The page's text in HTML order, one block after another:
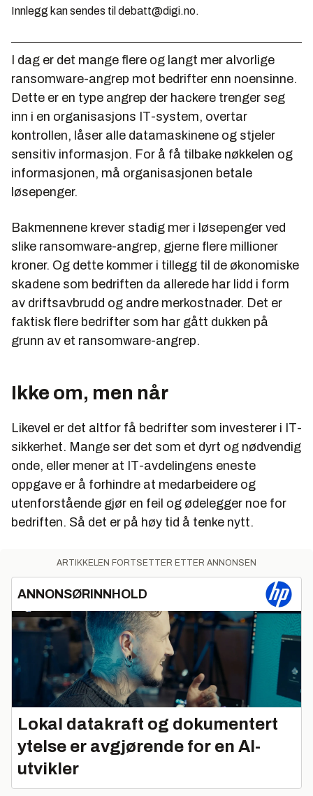
Innlegg kan sendes til debatt@digi.no.
I dag er det mange flere og langt mer alvorlige
ransomware-angrep mot bedrifter enn noensinne.
Dette er en type angrep der hackere trenger seg
inn i en organisasjons IT-system, overtar
kontrollen, låser alle datamaskinene og stjeler
sensitiv informasjon. For å få tilbake nøkkelen og
informasjonen, må organisasjonen betale
løsepenger.
Bakmennene krever stadig mer i løsepenger ved
slike ransomware-angrep, gjerne flere millioner
kroner. Og dette kommer i tillegg til de økonomiske
skadene som bedriften da allerede har lidd i form
av driftsavbrudd og andre merkostnader. Det er
faktisk flere bedrifter som har gått dukken på
grunn av et ransomware-angrep.
Ikke om, men når
Likevel er det altfor få bedrifter som investerer i IT-
sikkerhet. Mange ser det som et dyrt og nødvendig
onde, eller mener at IT-avdelingens eneste
oppgave er å forhindre at medarbeidere og
utenforstående gjør en feil og ødelegger noe for
bedriften. Så det er på høy tid å tenke nytt.
ARTIKKELEN FORTSETTER ETTER ANNONSEN
ANNONSØRINNHOLD
Lokal datakraft og dokumentert
ytelse er avgjørende for en AI-
utvikler